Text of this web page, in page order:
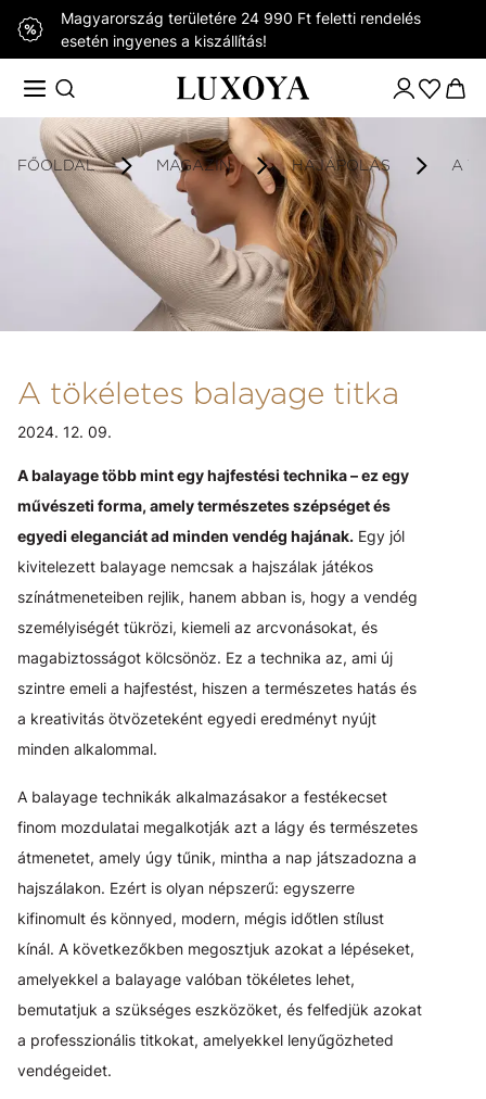
Magyarország területére 24 990 Ft feletti rendelés
esetén ingyenes a kiszállítás!
FŐOLDAL MAGAZIN HAJÁPOLÁS A
A tökéletes balayage titka
2024. 12. 09.
A balayage több mint egy hajfestési technika – ez egy
művészeti forma, amely természetes szépséget és
egyedi eleganciát ad minden vendég hajának. Egy jól
kivitelezett balayage nemcsak a hajszálak játékos
színátmeneteiben rejlik, hanem abban is, hogy a vendég
személyiségét tükrözi, kiemeli az arcvonásokat, és
magabiztosságot kölcsönöz. Ez a technika az, ami új
szintre emeli a hajfestést, hiszen a természetes hatás és
a kreativitás ötvözeteként egyedi eredményt nyújt
minden alkalommal.
A balayage technikák alkalmazásakor a festékecset
finom mozdulatai megalkotják azt a lágy és természetes
átmenetet, amely úgy tűnik, mintha a nap játszadozna a
hajszálakon. Ezért is olyan népszerű: egyszerre
kifinomult és könnyed, modern, mégis időtlen stílust
kínál. A következőkben megosztjuk azokat a lépéseket,
amelyekkel a balayage valóban tökéletes lehet,
bemutatjuk a szükséges eszközöket, és felfedjük azokat
a professzionális titkokat, amelyekkel lenyűgözheted
vendégeidet.